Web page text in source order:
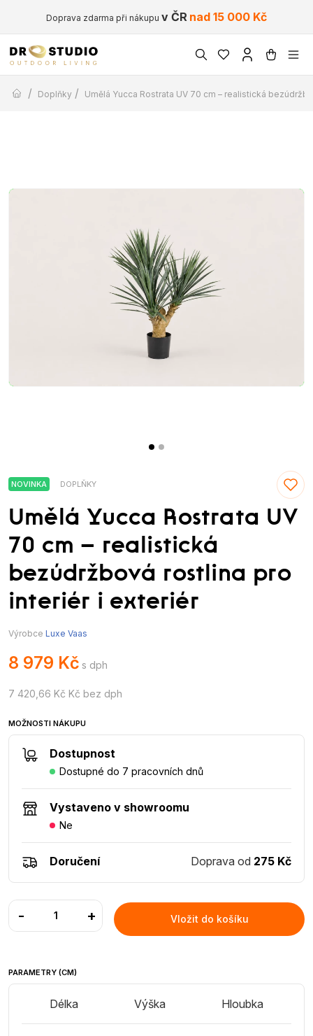
Doprava zdarma při nákupu v ČR nad 15 000 Kč
/ Doplňky / Umělá Yucca Rostrata UV 70 cm – realistická
NOVINKA DOPLŇKY
Umělá Yucca Rostrata UV
70 cm – realistická
bezúdržbová rostlina pro
interiér i exteriér
Výrobce Luxe Vaas
8 979 Kč s dph
7 420,66 Kč Kč bez dph
MOŽNOSTI NÁKUPU
Dostupnost
Dostupné do 7 pracovních dnů
Vystaveno v showroomu
Ne
Doručení Doprava od 275 Kč
- + Vložit do košíku
PARAMETRY (CM)
Délka Výška Hloubka